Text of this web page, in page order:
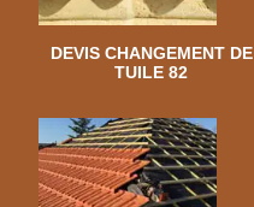
DEVIS CHANGEMENT DE
TUILE 82